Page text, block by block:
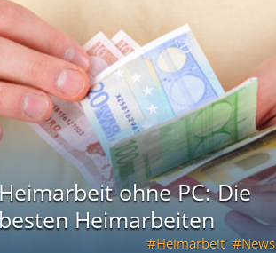
Heimarbeit ohne PC: Die
besten Heimarbeiten
Heimarbeit News